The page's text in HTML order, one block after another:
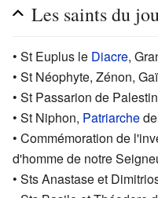
Les saints du
• St Euplus le Diacre,
• St Néophyte, Zénon,
• St Passarion de
• St Niphon, Patriarche
• Commémoration de
d'homme de notre
• Sts Anastase et